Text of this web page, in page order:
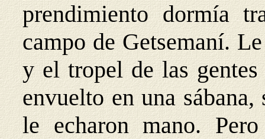
prendimiento dormía
campo de Getsemaní.
y el tropel de las gentes
envuelto en una
le echaron mano.